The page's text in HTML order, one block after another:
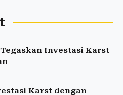
Investasi Karst
Karst dengan